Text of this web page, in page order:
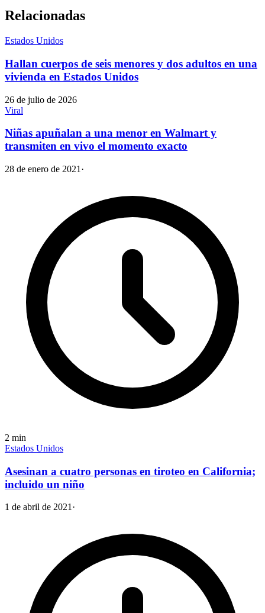
Relacionadas
Estados Unidos
Hallan cuerpos de seis menores y dos adultos en una
vivienda en Estados Unidos
26 de julio de 2026
Viral
Niñas apuñalan a una menor en Walmart y
transmiten en vivo el momento exacto
28 de enero de 2021 ·
2 min
Estados Unidos
Asesinan a cuatro personas en tiroteo en California;
incluido un niño
1 de abril de 2021·